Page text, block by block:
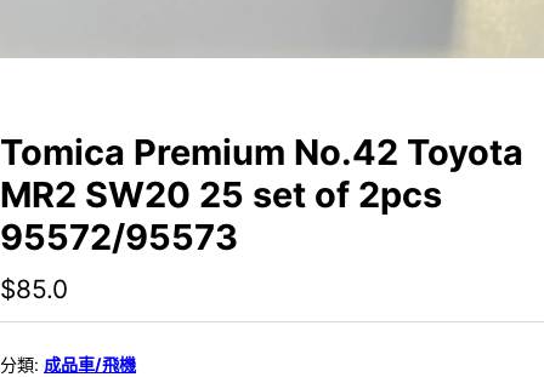
Tomica Premium No.42 Toyota
MR2 SW20 25 set of 2pcs
95572/95573
$85.0
分類: 成品車/飛機